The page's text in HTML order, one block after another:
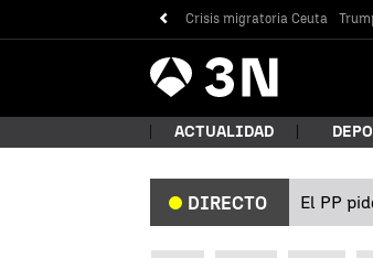
Crisis migratoria Ceuta
Antena
3 Noticias
ACTUALIDAD
DIRECTO El PP